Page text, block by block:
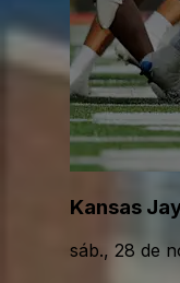
Kansas
sáb., 28 de